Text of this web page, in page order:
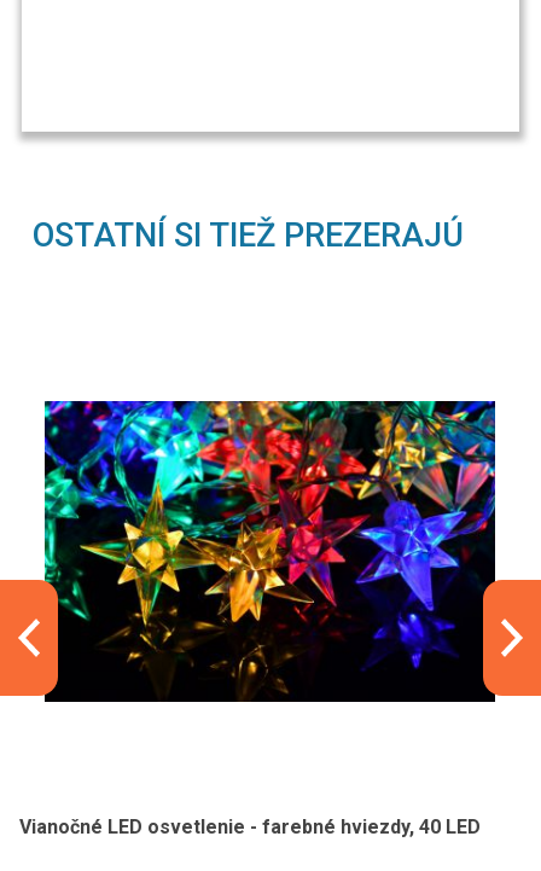
OSTATNÍ SI TIEŽ PREZERAJÚ
Vianočné LED osvetlenie - farebné hviezdy, 40 LED